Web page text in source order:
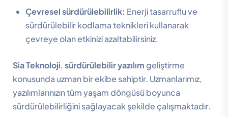
Çevresel sürdürülebilirlik: Enerji tasarruflu ve
sürdürülebilir kodlama teknikleri kullanarak
çevreye olan etkinizi azaltabilirsiniz.
Sia Teknoloji,sürdürülebilir yazılımgeliştirme
konusunda uzman bir ekibe sahiptir. Uzmanlarımız,
yazılımlarınızın tüm yaşam döngüsü boyunca
sürdürülebilirliğini sağlayacak şekilde çalışmaktadır.